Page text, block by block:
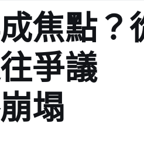
焦點？
往爭議
塌